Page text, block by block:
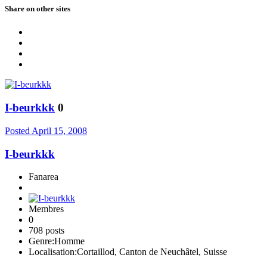
Share on other sites
I-beurkkk 0
Posted April 15, 2008
I-beurkkk
Fanarea
Membres
0
708 posts
Genre:Homme
Localisation:Cortaillod, Canton de Neuchâtel, Suisse